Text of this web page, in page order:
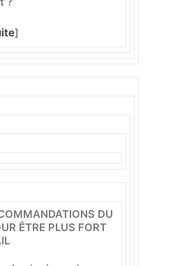
]
DU
ÊTRE PLUS FORT